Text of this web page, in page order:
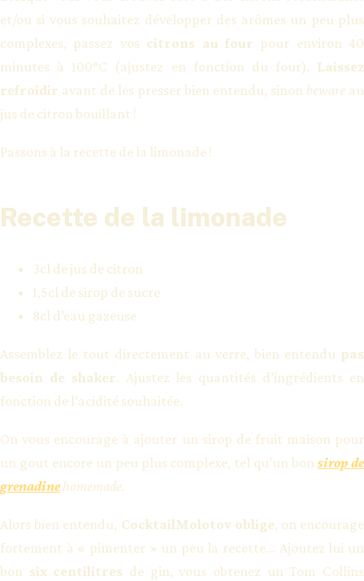
et/ou si vous souhaitez développer des arômes un peu plus
complexes, passez vos citrons au four pour environ 40
minutes à 100°C (ajustez en fonction du four). Laissez
refroidir avant de les presser bien entendu, sinon beware au
jus de citron bouillant !
Passons à la recette de la limonade !
Recette de la limonade
3cl de jus de citron
1,5cl de sirop de sucre
8cl d’eau gazeuse
Assemblez le tout directement au verre, bien entendu pas
besoin de shaker. Ajustez les quantités d’ingrédients en
fonction de l’acidité souhaitée.
On vous encourage à ajouter un sirop de fruit maison pour
un gout encore un peu plus complexe, tel qu’un bonsirop de
grenadinehomemade.
Alors bien entendu, CocktailMolotov oblige, on encourage
fortement à « pimenter » un peu la recette… Ajoutez lui un
bon six centilitres de gin, vous obtenez un Tom Collins